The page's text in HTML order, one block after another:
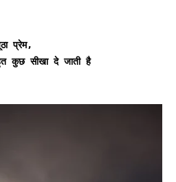
प्रेम,
कुछ सीखा दे जाती है